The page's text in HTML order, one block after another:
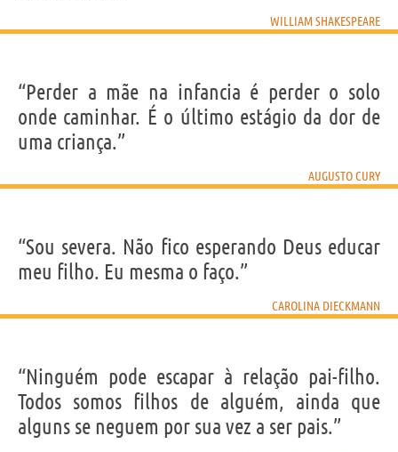
WILLIAM SHAKESPEARE
“Perder a mãe na infancia é perder o solo
onde caminhar. É o último estágio da dor de
uma criança.”
AUGUSTO CURY
“Sou severa. Não fico esperando Deus educar
meu filho. Eu mesma o faço.”
CAROLINA DIECKMANN
“Ninguém pode escapar à relação pai-filho.
Todos somos filhos de alguém, ainda que
alguns se neguem por sua vez a ser pais.”